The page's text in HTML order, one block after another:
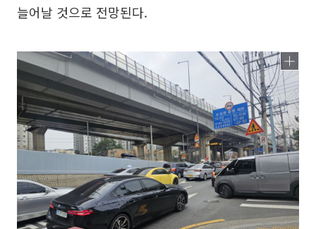
늘어날 것으로 전망된다.